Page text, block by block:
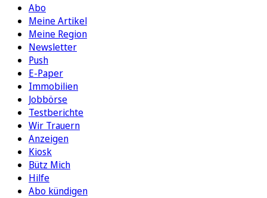
Abo
Meine Artikel
Meine Region
Newsletter
Push
E-Paper
Immobilien
Jobbörse
Testberichte
Wir Trauern
Anzeigen
Kiosk
Bütz Mich
Hilfe
Abo kündigen